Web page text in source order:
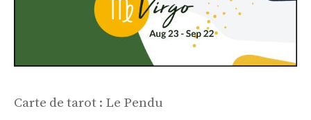
Carte de tarot : Le Pendu